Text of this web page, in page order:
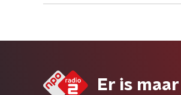
Er is